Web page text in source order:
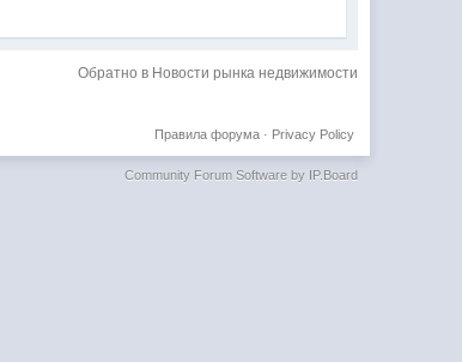
Обратно в Новости рынка недвижимости
Privacy Policy
Правила форума·
Community Forum Software by IP.Board